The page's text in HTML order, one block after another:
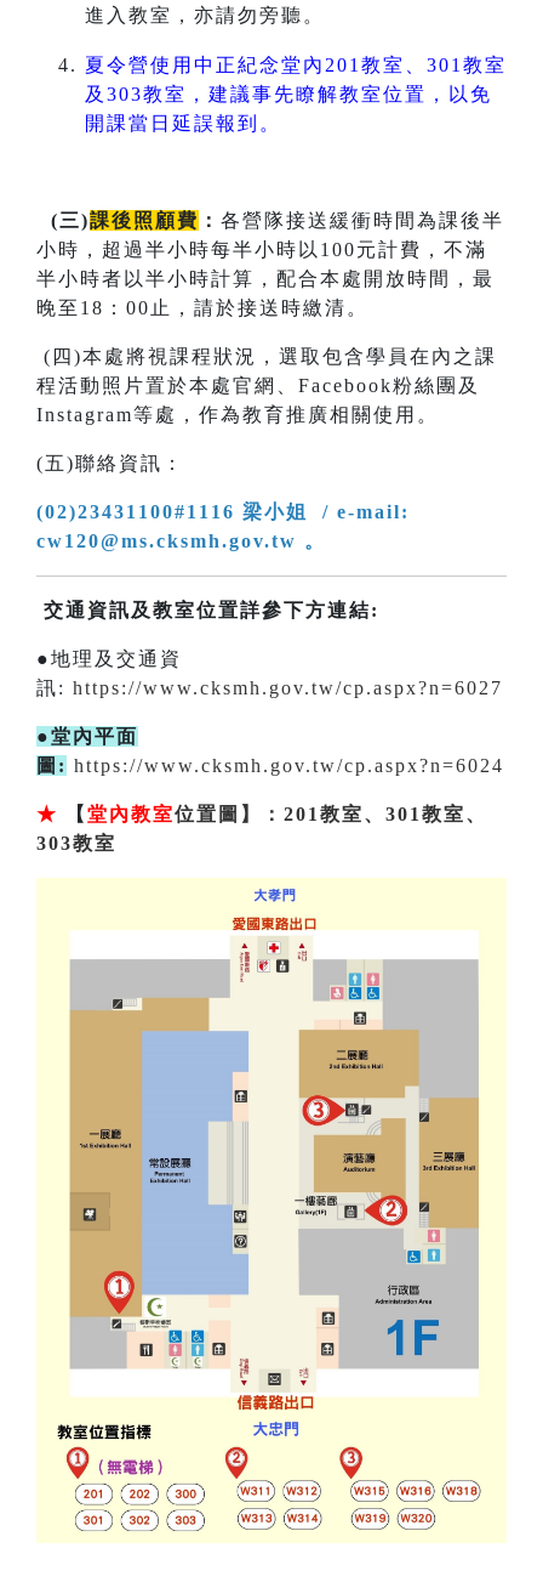
進入教室，亦請勿旁聽。
夏令營使用中正紀念堂內201教室、301教室
及303教室，建議事先瞭解教室位置，以免
開課當日延誤報到。
(三)課後照顧費 ： 各營隊接送緩衝時間為課後半
小時，超過半小時每半小時以100元計費，不滿
半小時者以半小時計算，配合本處開放時間，最
晚至18：00止，請於接送時繳清。
(四)本處將視課程狀況，選取包含學員在內之課
程活動照片置於本處官網、Facebook粉絲團及
Instagram等處，作為教育推廣相關使用。
(五)聯絡資訊：
(02)23431100#1116 梁小姐 / e-mail:
cw120@ms.cksmh.gov.tw 。
交通資訊及教室位置詳參下方連結:
●地理及交通資
訊: https://www.cksmh.gov.tw/cp.aspx?n=6027
●堂內平面
圖: https://www.cksmh.gov.tw/cp.aspx?n=6024
★ 【 堂內教室位置圖】：201教室、301教室、
303教室